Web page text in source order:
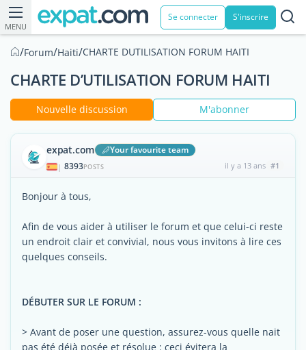
MENU
Se connecter S'inscrire
/Forum/Haiti/CHARTE DUTILISATION FORUM HAITI
CHARTE D’UTILISATION FORUM HAITI
Nouvelle discussion M'abonner
expat.com Your favourite team
| 8393POSTS il y a 13 ans #1
Bonjour à tous,
Afin de vous aider à utiliser le forum et que celui-ci reste
un endroit clair et convivial, nous vous invitons à lire ces
quelques conseils.
DÉBUTER SUR LE FORUM :
> Avant de poser une question, assurez-vous quelle nait
pas été déjà posée et résolue : ceci évitera la